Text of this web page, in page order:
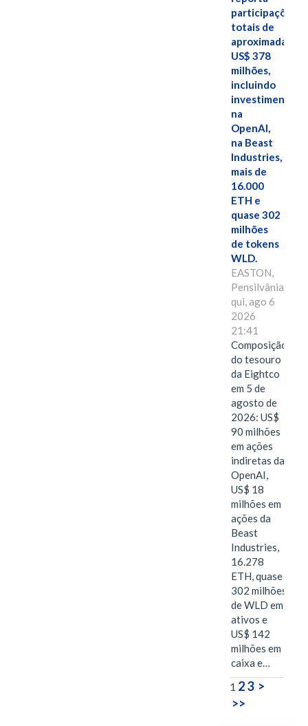
participações
totais de
US$ 378
milhões,
incluindo
investimentos
na
OpenAI,
na Beast
Industries,
mais de
16.000
ETH e
quase 302
milhões
de tokens
WLD.
EASTON,
Pensilvânia,
qui, ago 6
2026
21:41
Composição
do tesouro
da Eightco
em 5 de
agosto de
2026: US$
90 milhões
em ações
indiretas da
OpenAI,
US$ 18
milhões em
ações da
Beast
Industries,
16.278
ETH, quase
302 milhões
de WLD em
ativos e
US$ 142
milhões em
caixa e…
1 23 >
>>